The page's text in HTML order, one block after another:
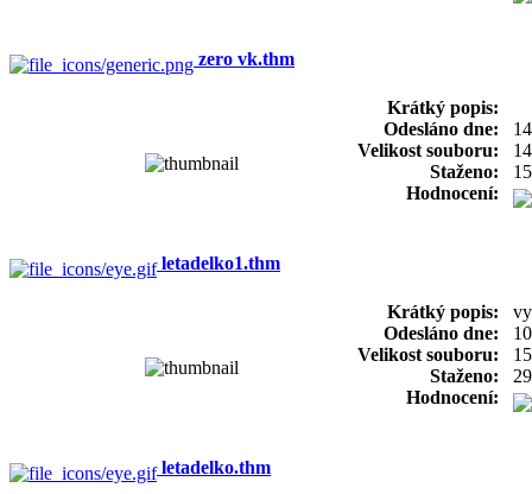
zero vk.thm
Krátký popis:
Odesláno dne:
Velikost souboru:
Staženo:
Hodnocení:
letadelko1.thm
Krátký popis:
Odesláno dne:
Velikost souboru:
Staženo:
Hodnocení:
letadelko.thm